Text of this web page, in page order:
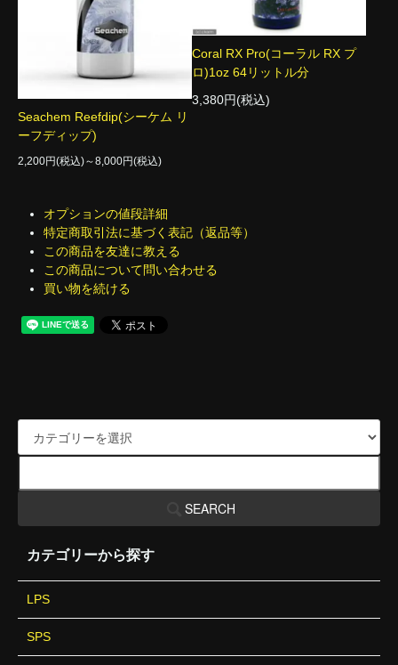
Seachem Reefdip(シーケム リ
ーフディップ)
2,200円(税込)～8,000円(税込)
Coral RX Pro(コーラル RX プ
ロ)1oz 64リットル分
3,380円(税込)
オプションの値段詳細
特定商取引法に基づく表記（返品等）
この商品を友達に教える
この商品について問い合わせる
買い物を続ける
SEARCH
カテゴリーから探す
LPS
SPS